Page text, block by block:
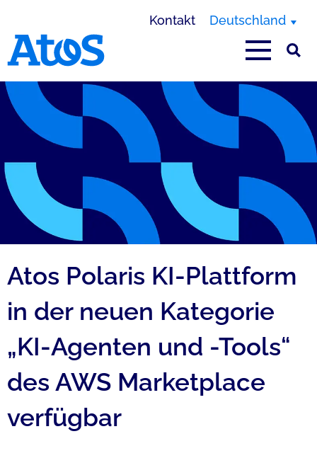
Kontakt Deutschland
Atos Polaris KI-Plattform
in der neuen Kategorie
„KI-Agenten und -Tools“
des AWS Marketplace
verfügbar